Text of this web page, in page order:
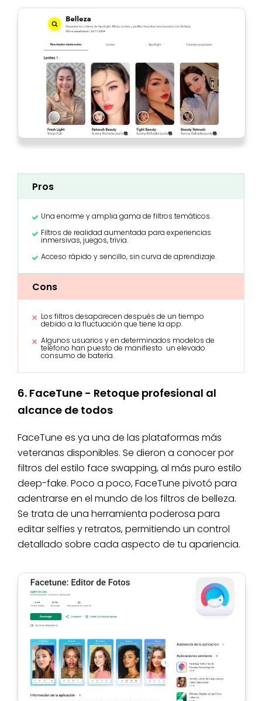
Pros
Una enorme y amplia gama de filtros temáticos.
Filtros de realidad aumentada para experiencias
inmersivas, juegos, trivia.
Acceso rápido y sencillo, sin curva de aprendizaje.
Cons
Los filtros desaparecen después de un tiempo
debido a la fluctuación que tiene la app.
Algunos usuarios y en determinados modelos de
teléfono han puesto de manifiesto un elevado
consumo de batería.
6. FaceTune - Retoque profesional al
alcance de todos
FaceTune es ya una de las plataformas más
veteranas disponibles. Se dieron a conocer por
filtros del estilo face swapping, al más puro estilo
deep-fake. Poco a poco, FaceTune pivotó para
adentrarse en el mundo de los filtros de belleza.
Se trata de una herramienta poderosa para
editar selfies y retratos, permitiendo un control
detallado sobre cada aspecto de tu apariencia.